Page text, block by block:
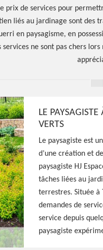
58
En Bazois 58110,
qui peut aménager
pas cher
prix de services pour
liés au jardinage sont des
en paysagisme, en
services ne sont pas chers
LE
VERTS
Le paysagiste est
d’une création et
paysagiste HJ
tâches liées au
terrestres. Située à
demandes de
service depuis
paysagiste